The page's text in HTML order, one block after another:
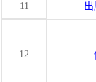
11
12